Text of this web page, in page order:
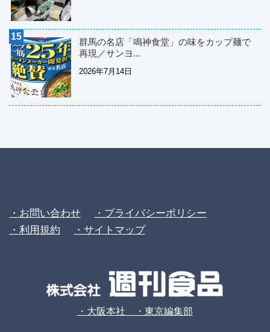
群馬の名店「鳴神食堂」の味をカップ麺で
再現／サンヨ...
2026年7月14日
・お問い合わせ
・プライバシーポリシー
・利用規約
・サイトマップ
・大阪本社 ・東京編集部